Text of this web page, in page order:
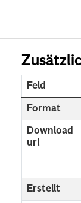
Feld
Format
Download
url
Erstellt